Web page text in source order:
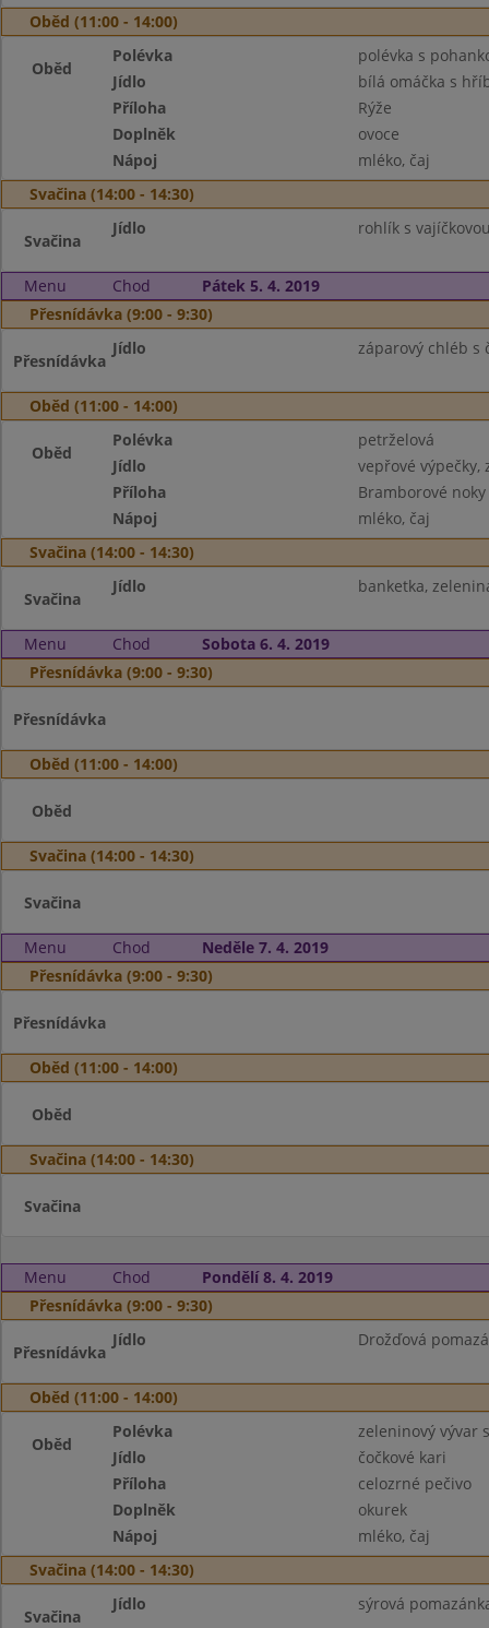
Oběd (11:00 - 14:00)
Oběd
Polévka
polévka s
Jídlo
bílá omáčka s
Příloha
Rýže
Doplněk
ovoce
Nápoj
mléko, čaj
Svačina (14:00 - 14:30)
Svačina
Jídlo rohlík s
Menu Chod
Pátek 5. 4. 2019
Přesnídávka (9:00 - 9:30)
Přesnídávka
Jídlo záparový chléb s
Oběd (11:00 - 14:00)
Oběd
Polévka
petrželová
Jídlo
vepřové výpečky,
Příloha
Bramborové noky
Nápoj
mléko, čaj
Svačina (14:00 - 14:30)
Svačina
Jídlo banketka,
Menu Chod
Sobota 6. 4. 2019
Přesnídávka (9:00 - 9:30)
Přesnídávka
Oběd (11:00 - 14:00)
Oběd
Svačina (14:00 - 14:30)
Svačina
Menu Chod
Neděle 7. 4. 2019
Přesnídávka (9:00 - 9:30)
Přesnídávka
Oběd (11:00 - 14:00)
Oběd
Svačina (14:00 - 14:30)
Svačina
Menu Chod
Pondělí 8. 4. 2019
Přesnídávka (9:00 - 9:30)
Přesnídávka
Jídlo Drožďová
Oběd (11:00 - 14:00)
Oběd
Polévka
zeleninový vývar
Jídlo
čočkové kari
Příloha
celozrné pečivo
Doplněk
okurek
Nápoj
mléko, čaj
Svačina (14:00 - 14:30)
Svačina
Jídlo sýrová